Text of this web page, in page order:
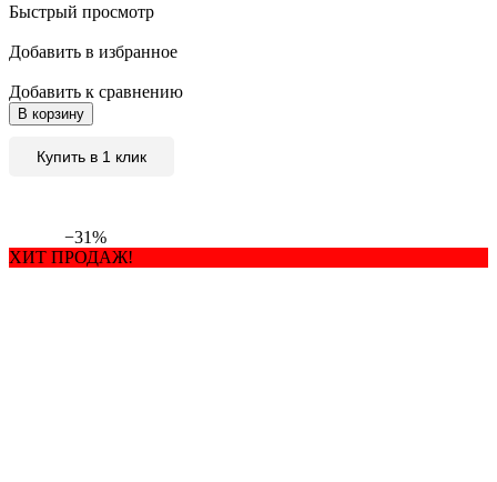
Быстрый просмотр
Добавить в избранное
Добавить к сравнению
В корзину
Купить в 1 клик
−31%
ХИТ ПРОДАЖ!